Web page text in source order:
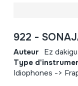
922 -
Auteur Ez dakigu.
Type
Idiophones ->